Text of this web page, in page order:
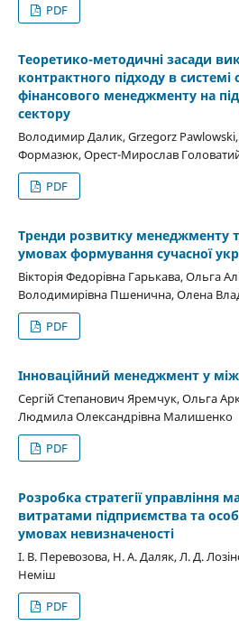
PDF
Теоретико-методичні засади
контрактного підходу в системі
фінансового менеджменту на
сектору
Володимир Далик, Grzegorz
Формазюк, Орест-Мирослав
PDF
Тренди розвитку менеджменту
умовах формування сучасної
Вікторія Федорівна Гарькава, Ольга
Володимирівна Пшенична, Олена
PDF
Інноваційний менеджмент у
Сергій Степанович Яремчук, Ольга
Людмила Олександрівна Малишенко
PDF
Розробка стратегії управління
витратами підприємства та
умовах невизначеності
І. В. Перевозова, Н. А. Даляк, Л. Д.
Неміш
PDF